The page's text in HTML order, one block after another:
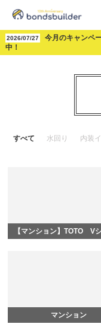
2026/07/27
今月のキャンペ
中！
株式会社ボンズビルダー>施工
すべて 水回り 内装
【マンション】TOTO V
マンション